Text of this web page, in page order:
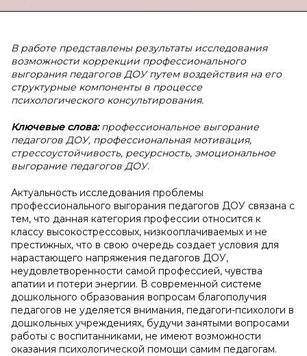
В работе представлены результаты исследования
возможности коррекции профессионального
выгорания педагогов ДОУ путем воздействия на его
структурные компоненты в процессе
психологического консультирования.
Ключевые слова:профессиональное выгорание
педагогов ДОУ, профессиональная мотивация,
стрессоустойчивость, ресурсность, эмоциональное
выгорание педагогов ДОУ.
Актуальность исследования проблемы
профессионального выгорания педагогов ДОУ связана с
тем, что данная категория профессии относится к
классу высокострессовых, низкооплачиваемых и не
престижных, что в свою очередь создает условия для
нарастающего напряжения педагогов ДОУ,
неудовлетворенности самой профессией, чувства
апатии и потери энергии. В современной системе
дошкольного образования вопросам благополучия
педагогов не уделяется внимания, педагоги-психологи в
дошкольных учреждениях, будучи занятыми вопросами
работы с воспитанниками, не имеют возможности
оказания психологической помощи самим педагогам.